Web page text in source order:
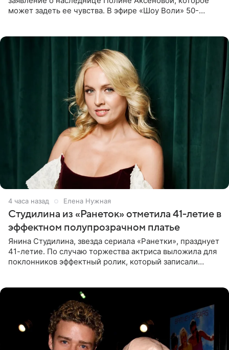
может задеть ее чувства. В эфире «Шоу Воли» 50-
4 часа назад Елена Нужная
Студилина из «Ранеток» отметила 41-летие в
эффектном полупрозрачном платье
Янина Студилина, звезда сериала «Ранетки», празднует
41-летие. По случаю торжества актриса выложила для
поклонников эффектный ролик, который записали